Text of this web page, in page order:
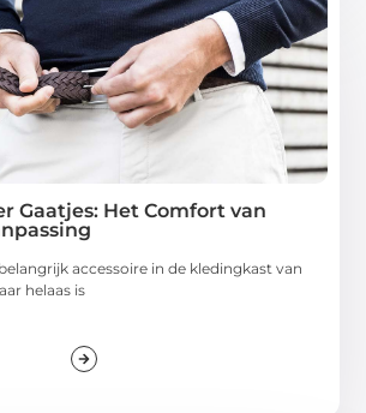
Gaatjes: Het Comfort van
accessoire in de kledingkast van
helaas is